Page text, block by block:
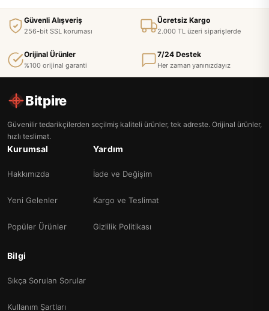
Güvenli Alışveriş
256-bit SSL koruması
Ücretsiz Kargo
2.000 TL üzeri siparişlerde
Orijinal Ürünler
%100 orijinal garanti
7/24 Destek
Her zaman yanınızdayız
Bitpire
Güvenilir tedarikçilerden seçilmiş kaliteli ürünler, tek adreste. Orijinal ürünler,
hızlı teslimat.
Kurumsal
Hakkımızda
Yeni Gelenler
Popüler Ürünler
Yardım
İade ve Değişim
Kargo ve Teslimat
Gizlilik Politikası
Bilgi
Sıkça Sorulan Sorular
Kullanım Şartları